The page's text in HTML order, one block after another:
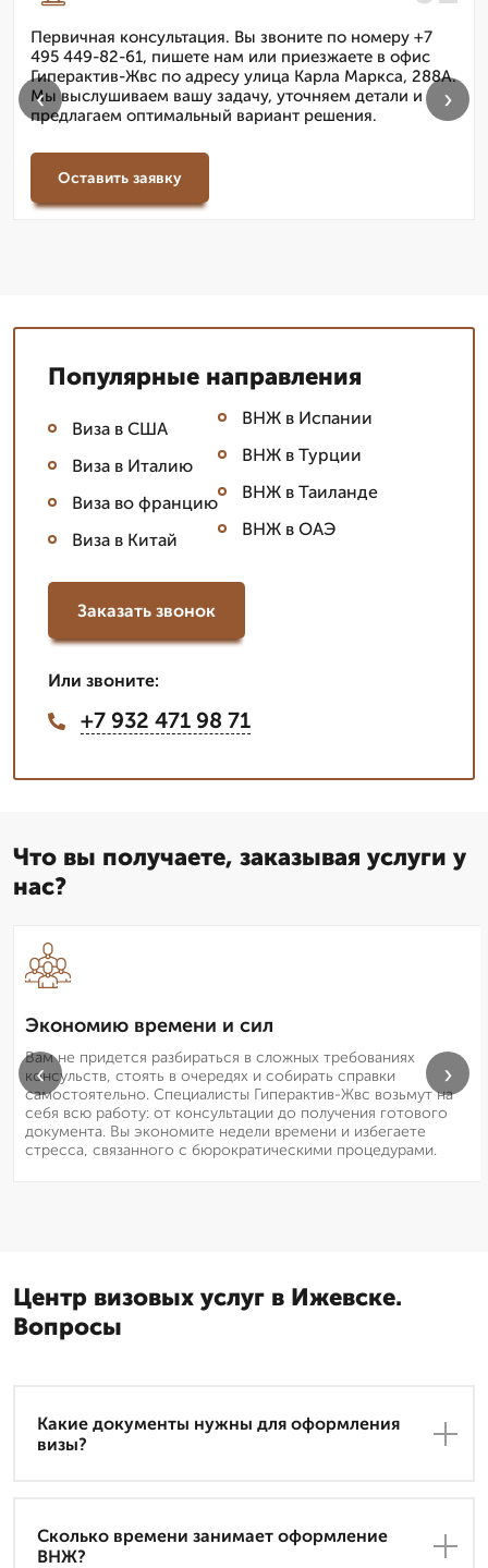
Первичная консультация. Вы звоните по номеру +7
495 449-82-61, пишете нам или приезжаете в офис
Гиперактив-Жвс по адресу улица Карла Маркса, 288А.
Мы выслушиваем вашу задачу, уточняем детали и
предлагаем оптимальный вариант решения.
Оставить заявку
‹ ›
Популярные направления
Виза в США
Виза в Италию
Виза во францию
Виза в Китай
ВНЖ в Испании
ВНЖ в Турции
ВНЖ в Таиланде
ВНЖ в ОАЭ
Заказать звонок
Или звоните:
+7 932 471 98 71
Что вы получаете, заказывая услуги у
нас?
Экономию времени и сил
Вам не придется разбираться в сложных требованиях
консульств, стоять в очередях и собирать справки
самостоятельно. Специалисты Гиперактив-Жвс возьмут на
себя всю работу: от консультации до получения готового
документа. Вы экономите недели времени и избегаете
стресса, связанного с бюрократическими процедурами.
‹ ›
Центр визовых услуг в Ижевске.
Вопросы
Какие документы нужны для оформления
визы?
Сколько времени занимает оформление
ВНЖ?